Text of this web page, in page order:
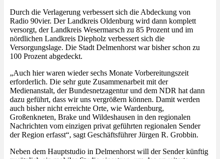
Durch die Verlagerung verbessert sich die Abdeckung von
Radio 90vier. Der Landkreis Oldenburg wird dann komplett
versorgt, der Landkreis Wesermarsch zu 85 Prozent und im
nördlichen Landkreis Diepholz verbessert sich die
Versorgungslage. Die Stadt Delmenhorst war bisher schon zu
100 Prozent abgedeckt.
„Auch hier waren wieder sechs Monate Vorbereitungszeit
erforderlich. Die sehr gute Zusammenarbeit mit der
Medienanstalt, der Bundesnetzagentur und dem NDR hat dann
dazu geführt, dass wir uns vergrößern können. Damit werden
auch bisher nicht erreichte Orte, wie Wardenburg,
Großenkneten, Brake und Wildeshausen in den regionalen
Nachrichten vom einzigen privat geführten regionalen Sender
der Region erfasst“, sagt Geschäftsführer Jürgen R. Grobbin.
Neben dem Hauptstudio in Delmenhorst will der Sender künftig